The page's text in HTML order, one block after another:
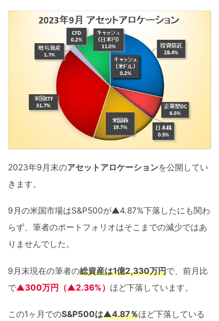
米国個別株のポートフォリオ公開
投資信託のポートフォリオ公開
ポートフォリオの見直しと今後の方針
ポートフォリオ公開 まとめ
2023年9月末のアセットアロケーションを公開してい
きます。
9月の米国市場はS&P500が▲4.87%下落したにも関わ
らず、筆者のポートフォリオはそこまでの減少ではあ
りませんでした。
9月末現在の筆者の総資産は1億2,330万円で、前月比
で▲300万円（▲2.36%） ほど下落しています。
この1ヶ月でのS&P500は▲4.87％ほど下落している